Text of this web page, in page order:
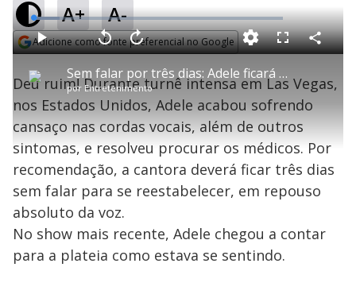
A+ A-
Adicione como fonte preferencial no Google
P
l
a
y
V
Sem falar por três dias: Adele ficará em repouso após cansaço nas cordas vocais
por Entretenimento
P V
t
a
r
1
0
e
g
n
d
s
A
n
ç
a
1
s
e
u
n
o
s
M
u
d
o
L
o
a
d
e
0
.
4
0
F
l
s
c
e
n
C
o
a
r
Deu ruim! Durante turnê intensa em Las Vegas,
nos Estados Unidos, Adele acabou sofrendo
cansaço nas cordas vocais, além de outros
sintomas, e resolveu procurar os médicos. Por
recomendação, a cantora deverá ficar três dias
sem falar para se reestabelecer, em repouso
absoluto da voz.
No show mais recente, Adele chegou a contar
para a plateia como estava se sentindo.